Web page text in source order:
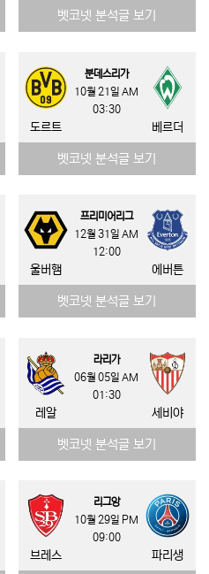
벳코넷 분석글 보기
도르트
분데스리가
10월 21일 AM
03:30
베르더
벳코넷 분석글 보기
울버햄
프리미어리그
12월 31일 AM
12:00
에버튼
벳코넷 분석글 보기
레알
라리가
06월 05일 AM
01:30
세비야
벳코넷 분석글 보기
브레스
리그앙
10월 29일 PM
09:00
파리생